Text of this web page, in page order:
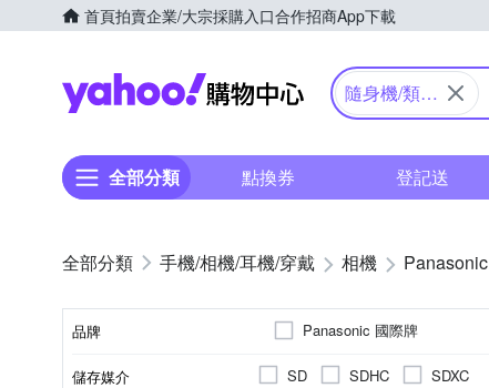
首頁拍賣企業/大宗採購入口合作招商App下載
Yahoo購物中心
隨身機/類單
全部分類 點換券 登記送
手機/相機/耳機/穿戴 相機 Panasonic
品牌 Panasonic 國際牌
儲存媒介 SD SDHC SDXC